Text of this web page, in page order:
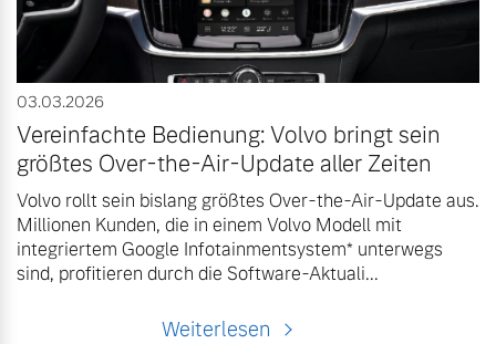
03.03.2026
Vereinfachte Bedienung: Volvo bringt sein
größtes Over-the-Air-Update aller Zeiten
Volvo rollt sein bislang größtes Over-the-Air-Update aus.
Millionen Kunden, die in einem Volvo Modell mit
integriertem Google Infotainmentsystem* unterwegs
sind, profitieren durch die Software-Aktuali...
Weiterlesen